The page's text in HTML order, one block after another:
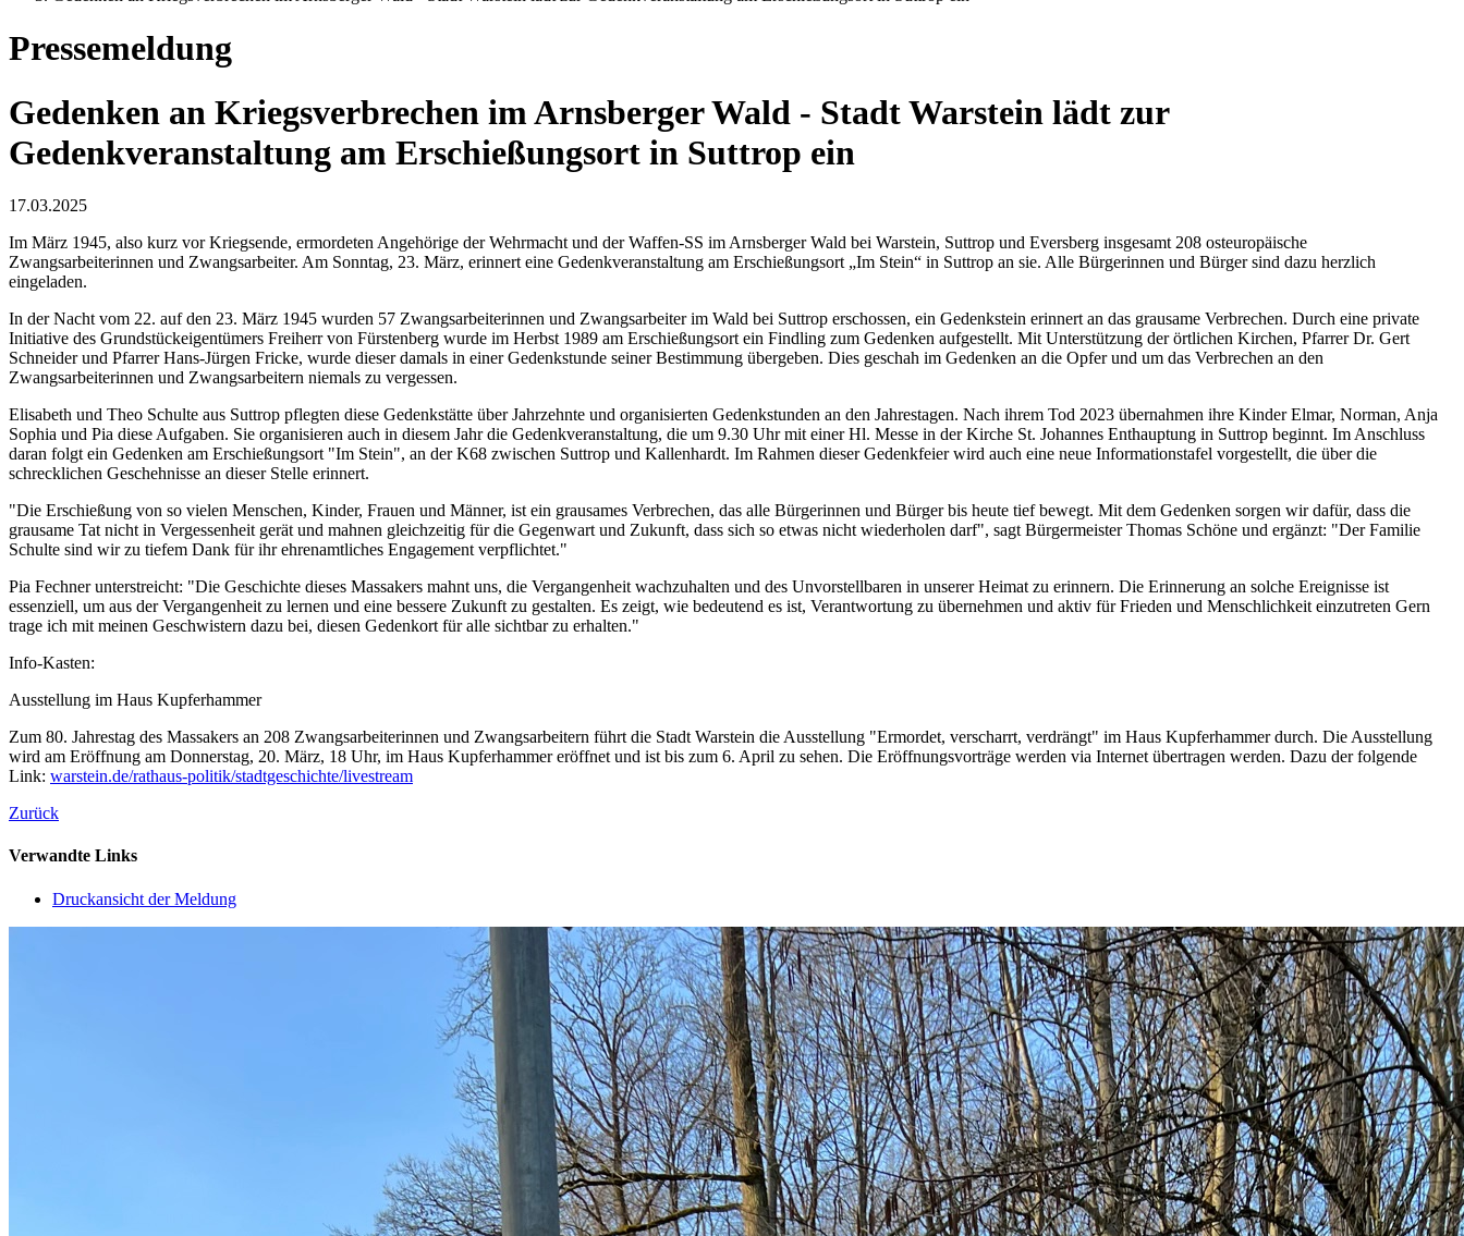
Pressemeldung
Gedenken an Kriegsverbrechen im Arnsberger Wald - Stadt Warstein lädt zur
Gedenkveranstaltung am Erschießungsort in Suttrop ein
17.03.2025
Im März 1945, also kurz vor Kriegsende, ermordeten Angehörige der Wehrmacht und der Waffen-SS im Arnsberger Wald bei Warstein, Suttrop und Eversberg insgesamt 208 osteuropäische
Zwangsarbeiterinnen und Zwangsarbeiter. Am Sonntag, 23. März, erinnert eine Gedenkveranstaltung am Erschießungsort „Im Stein“ in Suttrop an sie. Alle Bürgerinnen und Bürger sind dazu herzlich
eingeladen.
In der Nacht vom 22. auf den 23. März 1945 wurden 57 Zwangsarbeiterinnen und Zwangsarbeiter im Wald bei Suttrop erschossen, ein Gedenkstein erinnert an das grausame Verbrechen. Durch eine private
Initiative des Grundstückeigentümers Freiherr von Fürstenberg wurde im Herbst 1989 am Erschießungsort ein Findling zum Gedenken aufgestellt. Mit Unterstützung der örtlichen Kirchen, Pfarrer Dr. Gert
Schneider und Pfarrer Hans-Jürgen Fricke, wurde dieser damals in einer Gedenkstunde seiner Bestimmung übergeben. Dies geschah im Gedenken an die Opfer und um das Verbrechen an den
Zwangsarbeiterinnen und Zwangsarbeitern niemals zu vergessen.
Elisabeth und Theo Schulte aus Suttrop pflegten diese Gedenkstätte über Jahrzehnte und organisierten Gedenkstunden an den Jahrestagen. Nach ihrem Tod 2023 übernahmen ihre Kinder Elmar, Norman, Anja
Sophia und Pia diese Aufgaben. Sie organisieren auch in diesem Jahr die Gedenkveranstaltung, die um 9.30 Uhr mit einer Hl. Messe in der Kirche St. Johannes Enthauptung in Suttrop beginnt. Im Anschluss
daran folgt ein Gedenken am Erschießungsort "Im Stein", an der K68 zwischen Suttrop und Kallenhardt. Im Rahmen dieser Gedenkfeier wird auch eine neue Informationstafel vorgestellt, die über die
schrecklichen Geschehnisse an dieser Stelle erinnert.
"Die Erschießung von so vielen Menschen, Kinder, Frauen und Männer, ist ein grausames Verbrechen, das alle Bürgerinnen und Bürger bis heute tief bewegt. Mit dem Gedenken sorgen wir dafür, dass die
grausame Tat nicht in Vergessenheit gerät und mahnen gleichzeitig für die Gegenwart und Zukunft, dass sich so etwas nicht wiederholen darf", sagt Bürgermeister Thomas Schöne und ergänzt: "Der Familie
Schulte sind wir zu tiefem Dank für ihr ehrenamtliches Engagement verpflichtet."
Pia Fechner unterstreicht: "Die Geschichte dieses Massakers mahnt uns, die Vergangenheit wachzuhalten und des Unvorstellbaren in unserer Heimat zu erinnern. Die Erinnerung an solche Ereignisse ist
essenziell, um aus der Vergangenheit zu lernen und eine bessere Zukunft zu gestalten. Es zeigt, wie bedeutend es ist, Verantwortung zu übernehmen und aktiv für Frieden und Menschlichkeit einzutreten Gern
trage ich mit meinen Geschwistern dazu bei, diesen Gedenkort für alle sichtbar zu erhalten."
Info-Kasten:
Ausstellung im Haus Kupferhammer
Zum 80. Jahrestag des Massakers an 208 Zwangsarbeiterinnen und Zwangsarbeitern führt die Stadt Warstein die Ausstellung "Ermordet, verscharrt, verdrängt" im Haus Kupferhammer durch. Die Ausstellung
wird am Eröffnung am Donnerstag, 20. März, 18 Uhr, im Haus Kupferhammer eröffnet und ist bis zum 6. April zu sehen. Die Eröffnungsvorträge werden via Internet übertragen werden. Dazu der folgende
Link: warstein.de/rathaus-politik/stadtgeschichte/livestream
Zurück
Verwandte Links
Druckansicht der Meldung